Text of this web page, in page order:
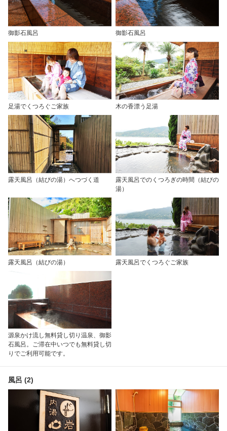
御影石風呂 御影石風呂
足湯でくつろぐご家族 木の香漂う足湯
露天風呂（結びの湯）へつづく道
露天風呂でのくつろぎの時間（結びの
湯）
露天風呂（結びの湯） 露天風呂でくつろぐご家族
源泉かけ流し無料貸し切り温泉、御影
石風呂。ご滞在中いつでも無料貸し切
りでご利用可能です。
風呂 (2)